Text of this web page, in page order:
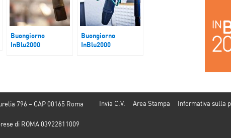
Buongiorno
InBlu2000
Buongiorno
InBlu2000
Invia C.V. Area Stampa Informativa sulla
796 – CAP 00165 Roma
di ROMA 03922811009